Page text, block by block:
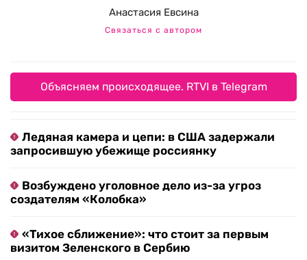
Анастасия Евсина
Связаться с автором
Объясняем происходящее. RTVI в Telegram
Ледяная камера и цепи: в США задержали
запросившую убежище россиянку
Возбуждено уголовное дело из-за угроз
создателям «Колобка»
«Тихое сближение»: что стоит за первым
визитом Зеленского в Сербию